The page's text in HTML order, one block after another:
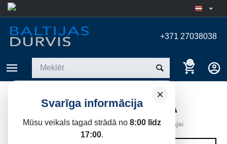
+371 27038038
0
×
Svarīga informācija
Mūsu veikals tagad strādā no 8:00 līdz
17:00.
"TRADITIONAL" KOLEKCIJA
Sākums / Ārdurvis privātmājām / Ārdurvis privātmājai